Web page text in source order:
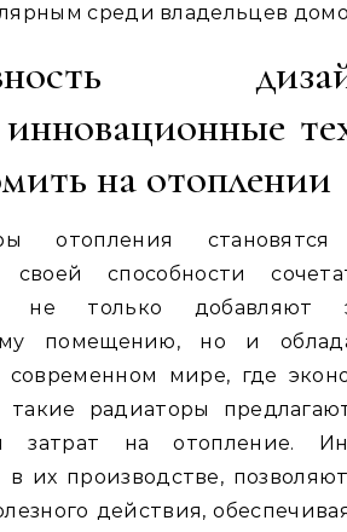
среди владельцев
на отоплении
отопления
своей способности
не только добавляют
помещению, но и
современном мире, где
такие радиаторы
на отопление.
их производстве,
действия,